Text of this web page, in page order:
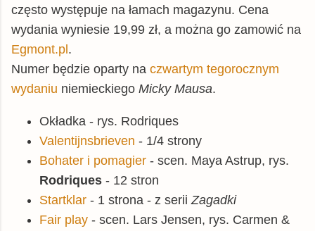
często występuje na łamach magazynu. Cena
wydania wyniesie 19,99 zł, a można go zamowić na
Egmont.pl.
Numer będzie oparty na czwartym tegorocznym
wydaniu niemieckiego Micky Mausa.
Okładka - rys. Rodriques
Valentijnsbrieven - 1/4 strony
Bohater i pomagier - scen. Maya Astrup, rys.
Rodriques - 12 stron
Startklar - 1 strona - z serii Zagadki
Fair play - scen. Lars Jensen, rys. Carmen &